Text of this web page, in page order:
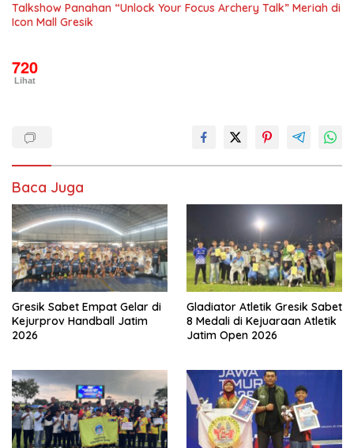
Talkshow Panahan “Unlock Your Focus Archery Talk” Meriah di
Icon Mall Gresik
720
Lihat
Baca Juga
Gresik Sabet Empat Gelar di
Kejurprov Handball Jatim
2026
Gladiator Atletik Gresik Sabet
8 Medali di Kejuaraan Atletik
Jatim Open 2026